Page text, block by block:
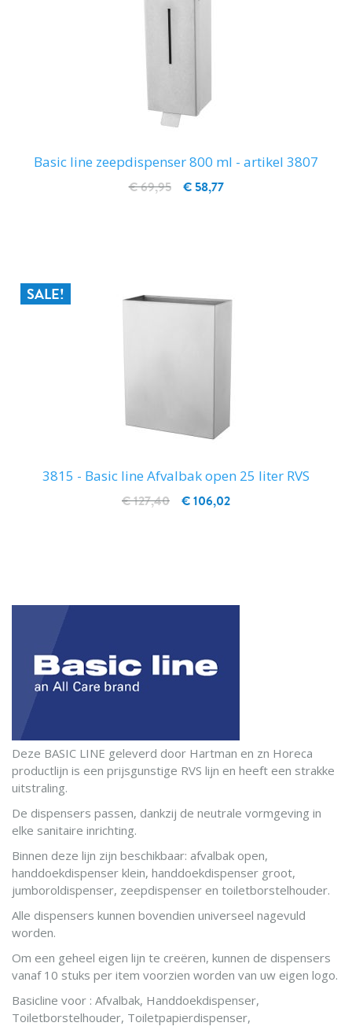
Basic line zeepdispenser 800 ml - artikel 3807
€ 58,77
€ 69,95
SALE!
3815 - Basic line Afvalbak open 25 liter RVS
€ 106,02
€ 127,40
Deze BASIC LINE geleverd door Hartman en zn Horeca
productlijn is een prijsgunstige RVS lijn en heeft een strakke
uitstraling.
De dispensers passen, dankzij de neutrale vormgeving in
elke sanitaire inrichting.
Binnen deze lijn zijn beschikbaar: afvalbak open,
handdoekdispenser klein, handdoekdispenser groot,
jumboroldispenser, zeepdispenser en toiletborstelhouder.
Alle dispensers kunnen bovendien universeel nagevuld
worden.
Om een geheel eigen lijn te creëren, kunnen de dispensers
vanaf 10 stuks per item voorzien worden van uw eigen logo.
Basicline voor : Afvalbak, Handdoekdispenser,
Toiletborstelhouder, Toiletpapierdispenser,